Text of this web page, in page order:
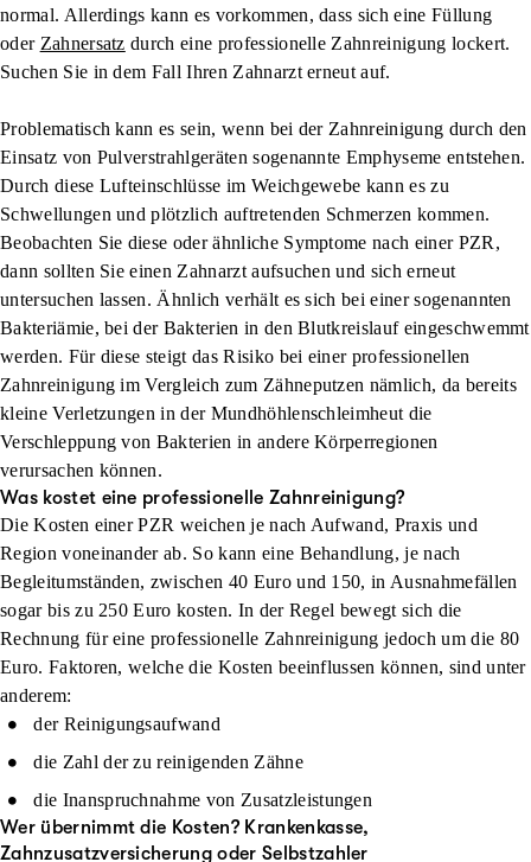
normal. Allerdings kann es vorkommen, dass sich eine Füllung
oder Zahnersatz durch eine professionelle Zahnreinigung lockert.
Suchen Sie in dem Fall Ihren Zahnarzt erneut auf.
Problematisch kann es sein, wenn bei der Zahnreinigung durch den
Einsatz von Pulverstrahlgeräten sogenannte Emphyseme entstehen.
Durch diese Lufteinschlüsse im Weichgewebe kann es zu
Schwellungen und plötzlich auftretenden Schmerzen kommen.
Beobachten Sie diese oder ähnliche Symptome nach einer PZR,
dann sollten Sie einen Zahnarzt aufsuchen und sich erneut
untersuchen lassen. Ähnlich verhält es sich bei einer sogenannten
Bakteriämie, bei der Bakterien in den Blutkreislauf eingeschwemmt
werden. Für diese steigt das Risiko bei einer professionellen
Zahnreinigung im Vergleich zum Zähneputzen nämlich, da bereits
kleine Verletzungen in der Mundhöhlenschleimheut die
Verschleppung von Bakterien in andere Körperregionen
verursachen können.
Was kostet eine professionelle Zahnreinigung?
Die Kosten einer PZR weichen je nach Aufwand, Praxis und
Region voneinander ab. So kann eine Behandlung, je nach
Begleitumständen, zwischen 40 Euro und 150, in Ausnahmefällen
sogar bis zu 250 Euro kosten. In der Regel bewegt sich die
Rechnung für eine professionelle Zahnreinigung jedoch um die 80
Euro. Faktoren, welche die Kosten beeinflussen können, sind unter
anderem:
der Reinigungsaufwand
die Zahl der zu reinigenden Zähne
die Inanspruchnahme von Zusatzleistungen
Wer übernimmt die Kosten? Krankenkasse,
Zahnzusatzversicherung oder Selbstzahler